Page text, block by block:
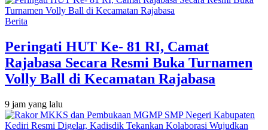
Berita
Peringati HUT Ke- 81 RI, Camat
Rajabasa Secara Resmi Buka Turnamen
Volly Ball di Kecamatan Rajabasa
9 jam yang lalu